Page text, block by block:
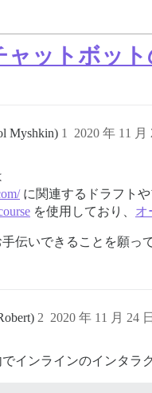
ャットボッ
Myshkin) 2020 年 11 月
1
に関連するドラフト
を使用しており、 オ
伝いできることを願っ
2020 年 11 月 24
2
でインラインのインタ